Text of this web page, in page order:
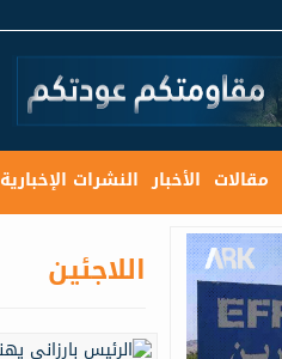
مقالات الأخبار النشرات الإخبارية
اللاجئين